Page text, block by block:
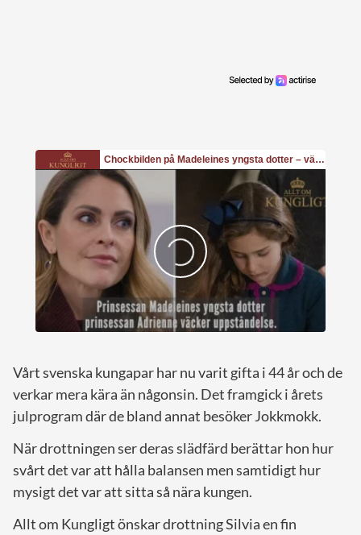
Vårt svenska kungapar har nu varit gifta i 44 år och de
verkar mera kära än någonsin. Det framgick i årets
julprogram där de bland annat besöker Jokkmokk.
När drottningen ser deras slädfärd berättar hon hur
svårt det var att hålla balansen men samtidigt hur
mysigt det var att sitta så nära kungen.
Allt om Kungligt önskar drottning Silvia en fin